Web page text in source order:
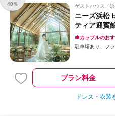
40％ ゲストハウス
ニーズ浜松
ティア迎賓
カップルのお
駐車場あり
フ
プラン料金
ドレス・衣装